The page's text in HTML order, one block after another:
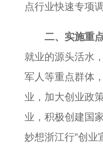
点行业快速专项
二、实施重
就业的源头活水
军人等重点群体
业，加大创业政
业，积极创建国
妙想浙江行”创